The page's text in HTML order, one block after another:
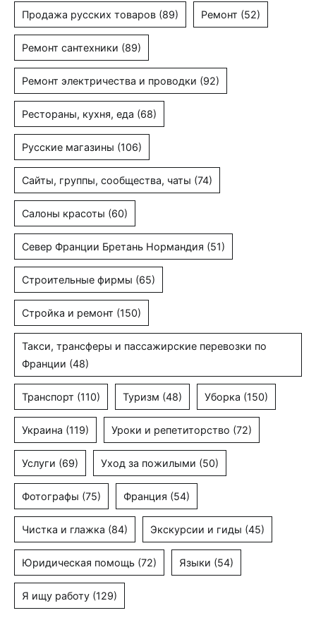
Продажа русских товаров (89) Ремонт (52)
Ремонт сантехники (89)
Ремонт электричества и проводки (92)
Рестораны, кухня, еда (68)
Русские магазины (106)
Сайты, группы, сообщества, чаты (74)
Салоны красоты (60)
Север Франции Бретань Нормандия (51)
Строительные фирмы (65)
Стройка и ремонт (150)
Такси, трансферы и пассажирские перевозки по
Франции (48)
Транспорт (110) Туризм (48) Уборка (150)
Украина (119) Уроки и репетиторство (72)
Услуги (69) Уход за пожилыми (50)
Фотографы (75) Франция (54)
Чистка и глажка (84) Экскурсии и гиды (45)
Юридическая помощь (72) Языки (54)
Я ищу работу (129)